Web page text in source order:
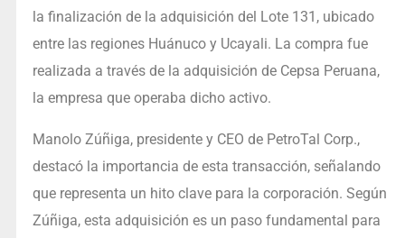
la finalización de la adquisición del Lote 131, ubicado
entre las regiones Huánuco y Ucayali. La compra fue
realizada a través de la adquisición de Cepsa Peruana,
la empresa que operaba dicho activo.
Manolo Zúñiga, presidente y CEO de PetroTal Corp.,
destacó la importancia de esta transacción, señalando
que representa un hito clave para la corporación. Según
Zúñiga, esta adquisición es un paso fundamental para